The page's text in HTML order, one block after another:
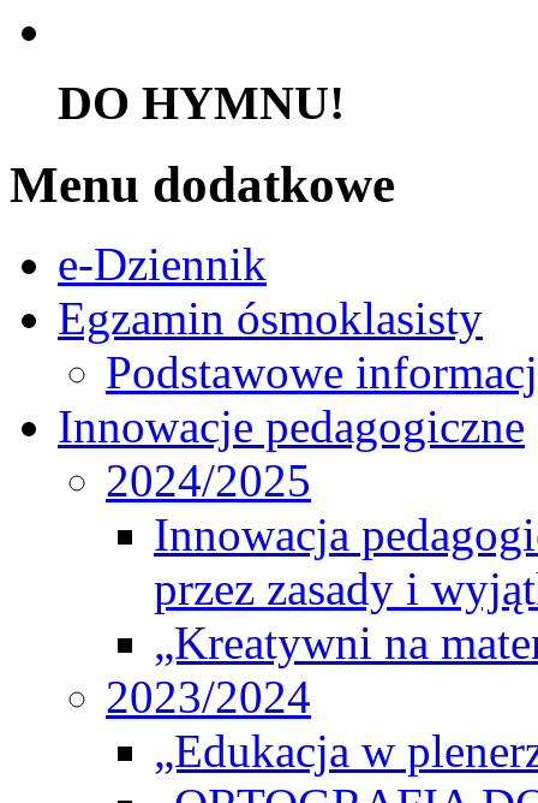
DO HYMNU!
Menu dodatkowe
e-Dziennik
Egzamin ósmoklasisty
Podstawowe
Innowacje pedagogiczne
2024/2025
Innowacja
przez zasady i
„Kreatywni na
2023/2024
„Edukacja w